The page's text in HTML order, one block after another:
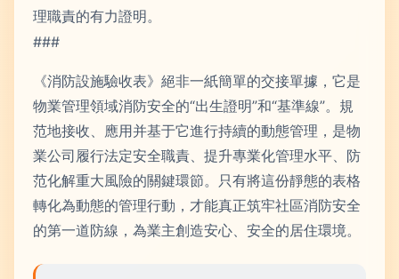
理職責的有力證明。
###
《消防設施驗收表》絕非一紙簡單的交接單據，它是
物業管理領域消防安全的“出生證明”和“基準線”。規
范地接收、應用并基于它進行持續的動態管理，是物
業公司履行法定安全職責、提升專業化管理水平、防
范化解重大風險的關鍵環節。只有將這份靜態的表格
轉化為動態的管理行動，才能真正筑牢社區消防安全
的第一道防線，為業主創造安心、安全的居住環境。